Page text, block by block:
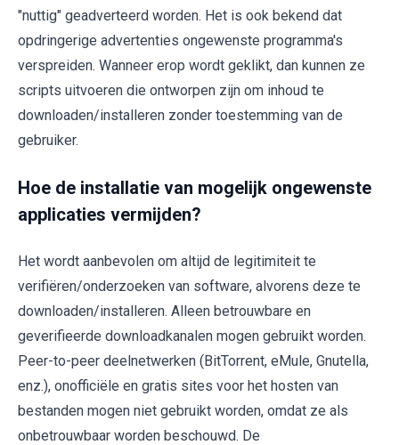
"nuttig" geadverteerd worden. Het is ook bekend dat
opdringerige advertenties ongewenste programma's
verspreiden. Wanneer erop wordt geklikt, dan kunnen ze
scripts uitvoeren die ontworpen zijn om inhoud te
downloaden/installeren zonder toestemming van de
gebruiker.
Hoe de installatie van mogelijk ongewenste
applicaties vermijden?
Het wordt aanbevolen om altijd de legitimiteit te
verifiëren/onderzoeken van software, alvorens deze te
downloaden/installeren. Alleen betrouwbare en
geverifieerde downloadkanalen mogen gebruikt worden.
Peer-to-peer deelnetwerken (BitTorrent, eMule, Gnutella,
enz.), onofficiële en gratis sites voor het hosten van
bestanden mogen niet gebruikt worden, omdat ze als
onbetrouwbaar worden beschouwd. De